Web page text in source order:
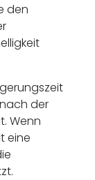
den
der
Wenn
eine